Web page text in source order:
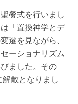
餐式を行いまし
「置換神学とデ
遷を見ながら、
ーショナリズム
ました。その
散となりまし